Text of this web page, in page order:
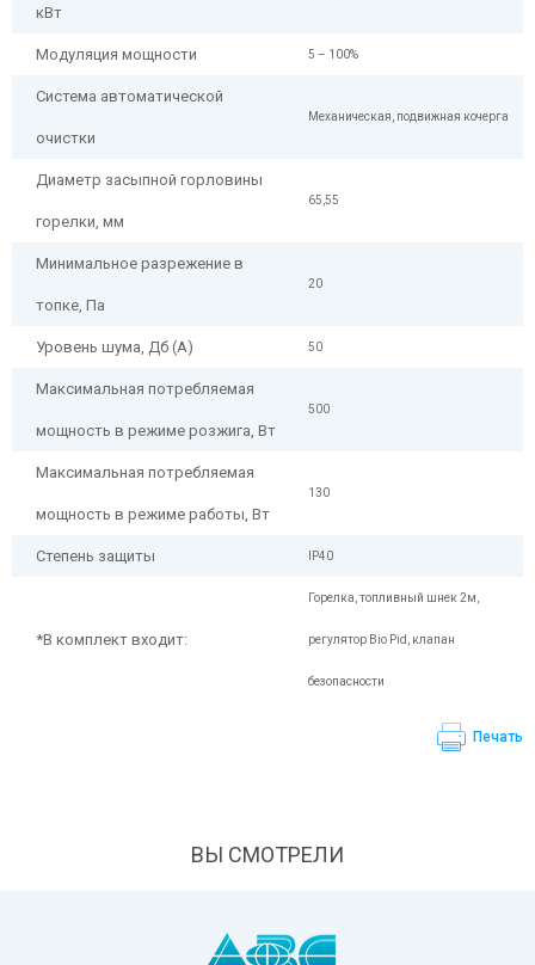
кВт
Модуляция мощности 5 – 100%
Система автоматической
очистки
Механическая, подвижная кочерга
Диаметр засыпной горловины
горелки, мм
65,55
Минимальное разрежение в
топке, Па
20
Уровень шума, Дб (А) 50
Максимальная потребляемая
мощность в режиме розжига, Вт
500
Максимальная потребляемая
мощность в режиме работы, Вт
130
Степень защиты IP40
*В комплект входит:
Горелка, топливный шнек 2м,
регулятор Bio Pid, клапан
безопасности
Печать
ВЫ СМОТРЕЛИ